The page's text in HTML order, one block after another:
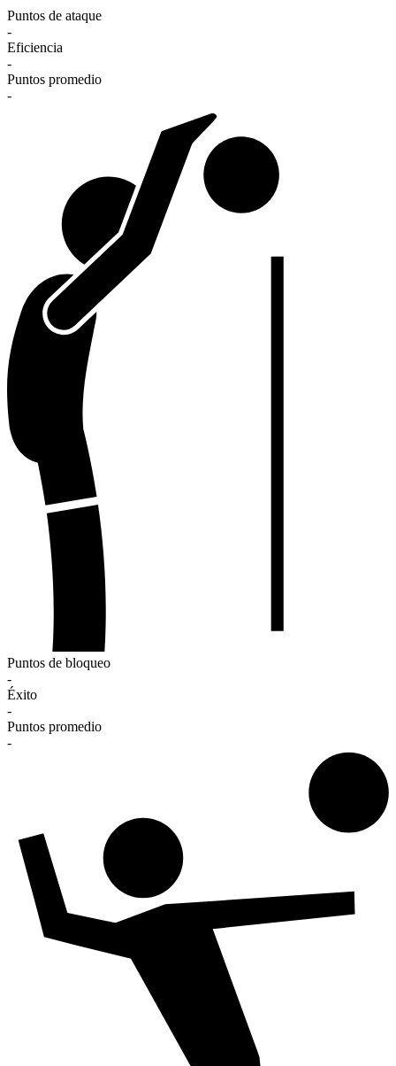
Puntos de ataque
-
Eficiencia
-
Puntos promedio
-
Puntos de bloqueo
-
Éxito
-
Puntos promedio
-